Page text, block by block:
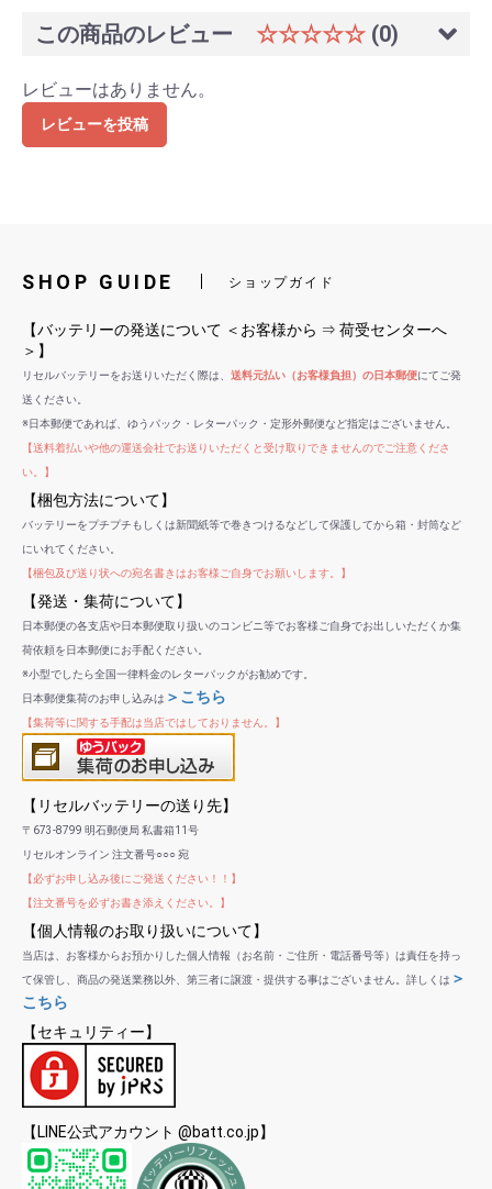
この商品のレビュー ☆☆☆☆☆ (0)
レビューはありません。
レビューを投稿
SHOP GUIDE ショップガイド
【バッテリーの発送について ＜お客様から ⇒ 荷受センターへ
＞】
リセルバッテリーをお送りいただく際は、 送料元払い（お客様負担）の日本郵便にてご発
送ください。
※日本郵便であれば、ゆうパック・レターパック・定形外郵便など指定はございません。
【送料着払いや他の運送会社でお送りいただくと受け取りできませんのでご注意くださ
い。】
【梱包方法について】
バッテリーをプチプチもしくは新聞紙等で巻きつけるなどして保護してから箱・封筒など
にいれてください。
【梱包及び送り状への宛名書きはお客様ご自身でお願いします。】
【発送・集荷について】
日本郵便の各支店や日本郵便取り扱いのコンビニ等でお客様ご自身でお出しいただくか集
荷依頼を日本郵便にお手配ください。
※小型でしたら全国一律料金のレターパックがお勧めです。
日本郵便集荷のお申し込みは ＞こちら
【集荷等に関する手配は当店ではしておりません。】
【リセルバッテリーの送り先】
〒673-8799 明石郵便局 私書箱11号
リセルオンライン 注文番号○○○ 宛
【必ずお申し込み後にご発送ください！！】
【注文番号を必ずお書き添えください。】
【個人情報のお取り扱いについて】
当店は、お客様からお預かりした個人情報（お名前・ご住所・電話番号等）は責任を持っ
て保管し、商品の発送業務以外、第三者に譲渡・提供する事はございません。詳しくは ＞
こちら
【セキュリティー】
【LINE公式アカウント @batt.co.jp】